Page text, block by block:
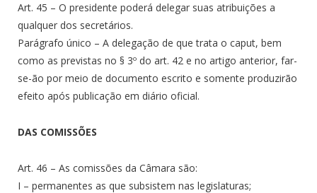
Art. 45 – O presidente poderá delegar suas atribuições a
qualquer dos secretários.
Parágrafo único – A delegação de que trata o caput, bem
como as previstas no § 3º do art. 42 e no artigo anterior, far-
se-ão por meio de documento escrito e somente produzirão
efeito após publicação em diário oficial.
DAS COMISSÕES
Art. 46 – As comissões da Câmara são:
I – permanentes as que subsistem nas legislaturas;